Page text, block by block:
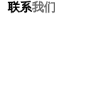
联系我们